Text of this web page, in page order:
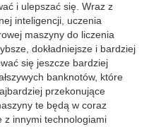
i ulepszać się. Wraz z
inteligencji, uczenia
maszyny do liczenia
dokładniejsze i bardziej
się jeszcze bardziej
banknotów, które
przekonujące
te będą w coraz
z innymi technologiami